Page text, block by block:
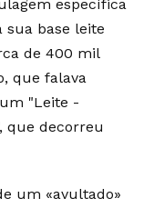
específica
sua base leite
de 400 mil
que falava
"Leite -
que decorreu
um «avultado»